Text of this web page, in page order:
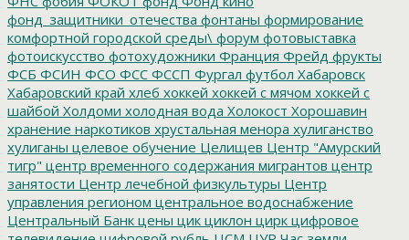
фонд_защитники_отечества фонтаны формирование
комфортной городской среды\ форум фотовыставка
фотоискусство фотохудожники Франция Фрейд фрукты
ФСБ ФСИН ФСО ФСС ФССП Фургал футбол Хабаровск
Хабаровский край хлеб хоккей хоккей с мячом хоккей с
шайбой Холдоми холодная вода Холокост Хорошавин
хранение наркотиков хрустальная менора хулиганство
хулиганы целевое обучение Целищев Центр "Амурский
тигр" центр временного содержания мигрантов центр
занятости Центр лечебной физкультуры Центр
управления регионом центральное водоснабжение
Центральный Банк цены цик циклон цирк цифровое